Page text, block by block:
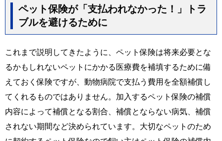
ペット保険が「支払われなかった！」トラ
ブルを避けるために
これまで説明してきたように、ペット保険は将来必要とな
るかもしれないペットにかかる医療費を補填するために備
えておく保険ですが、動物病院で支払う費用を全額補償し
てくれるものではありません。加入するペット保険の補償
内容によって補償となる割合、補償とならない病気、補償
されない期間など決められています。大切なペットのため